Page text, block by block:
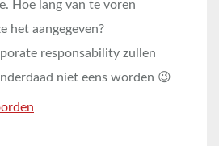
Hoe lang van te voren
het aangegeven?
responsability zullen
niet eens worden 😉